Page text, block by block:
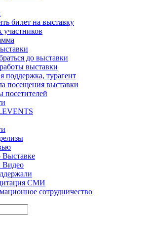
билет на выставку
участников
до выставки
выставки
поддержка, турагент
посещения выставки
посетителей
Видео
СМИ
сотрудничество